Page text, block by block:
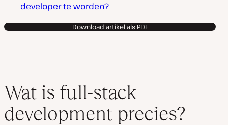
developer te worden?
Download artikel als PDF
Wat is full-stack
development precies?